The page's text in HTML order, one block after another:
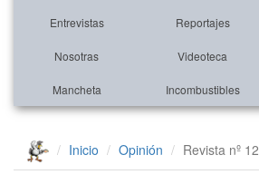
Entrevistas Reportajes
Nosotras Videoteca
Mancheta Incombustibles
Inicio Opinión Revista nº